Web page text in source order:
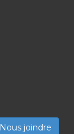
Nous joindre